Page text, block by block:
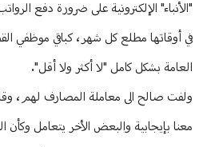
"الأنباء" الإلكترونية على ضرورة دفع
في أوقاتها مطلع كل شهر، كباقي موظفي
العامة بشكل كامل "لا أكثر ولا أقل".
ولفت صالح الى معاملة المصارف لهم،
معنا بإيجابية والبعض الأخر يتعامل وكأن